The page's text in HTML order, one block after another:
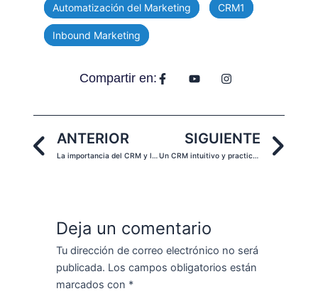
Automatización del Marketing CRM1
Inbound Marketing
Compartir en:
Prev
ANTERIOR
La importancia del CRM y la automatización del Marketing
SIGUIENTE
Un CRM intuitivo y practico, la clave del aumento de la productividad.
Deja un comentario
Tu dirección de correo electrónico no será
publicada. Los campos obligatorios están
marcados con *